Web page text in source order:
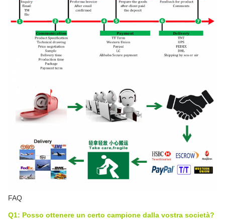
FAQ
Q1: Posso ottenere un certo campione dalla vostra società?